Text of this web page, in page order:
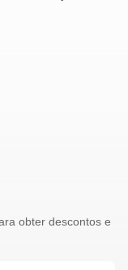
obter descontos e